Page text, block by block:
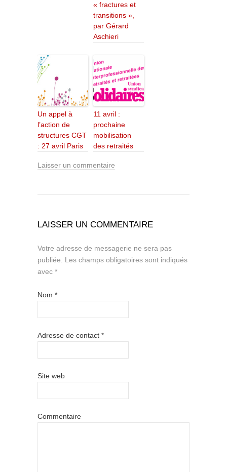
« fractures et
transitions »,
par Gérard
Aschieri
Un appel à
l’action de
structures CGT
: 27 avril Paris
11 avril :
prochaine
mobilisation
des retraités
Laisser un commentaire
LAISSER UN COMMENTAIRE
Votre adresse de messagerie ne sera pas
publiée. Les champs obligatoires sont indiqués
avec *
Nom *
Adresse de contact *
Site web
Commentaire